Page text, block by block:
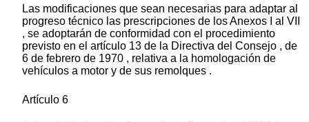
Las modificaciones que sean necesarias para adaptar al
progreso técnico las prescripciones de los Anexos I al VII
, se adoptarán de conformidad con el procedimiento
previsto en el artículo 13 de la Directiva del Consejo , de
6 de febrero de 1970 , relativa a la homologación de
vehículos a motor y de sus remolques .
Artículo 6